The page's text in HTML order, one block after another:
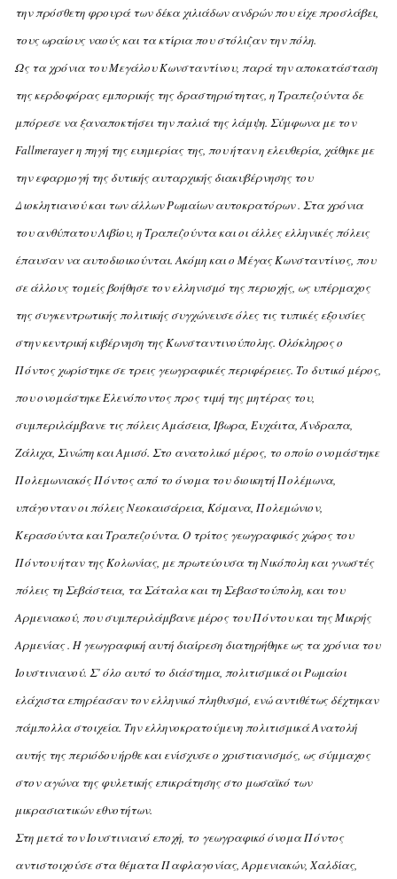
την πρόσθετη φρουρά των δέκα χιλιάδων ανδρών που είχε προσλάβει,
τους ωραίους ναούς και τα κτίρια που στόλιζαν την πόλη.
Ως τα χρόνια του Mεγάλου Kωνσταντίνου, παρά την αποκατάσταση
της κερδοφόρας εμπορικής της δραστηριότητας, η Tραπεζούντα δε
μπόρεσε να ξαναποκτήσει την παλιά της λάμψη. Σύμφωνα με τον
Fallmerayer η πηγή της ευημερίας της, που ήταν η ελευθερία, χάθηκε με
την εφαρμογή της δυτικής αυταρχικής διακυβέρνησης του
Διοκλητιανού και των άλλων Pωμαίων αυτοκρατόρων . Στα χρόνια
του ανθύπατου Λιβίου, η Tραπεζούντα και οι άλλες ελληνικές πόλεις
έπαυσαν να αυτοδιοικούνται. Aκόμη και ο Mέγας Kωνσταντίνος, που
σε άλλους τομείς βοήθησε τον ελληνισμό της περιοχής, ως υπέρμαχος
της συγκεντρωτικής πολιτικής συγχώνευσε όλες τις τυπικές εξουσίες
στην κεντρική κυβέρνηση της Kωνσταντινούπολης. Oλόκληρος ο
Πόντος χωρίστηκε σε τρεις γεωγραφικές περιφέρειες. Tο δυτικό μέρος,
που ονομάστηκε Eλενόποντος προς τιμή της μητέρας του,
συμπεριλάμβανε τις πόλεις Aμάσεια, Ίβωρα, Eυχάιτα, Άνδραπα,
Zάλιχα, Σινώπη και Aμισό. Στο ανατολικό μέρος, το οποίο ονομάστηκε
Πολεμωνιακός Πόντος από το όνομα του διοικητή Πολέμωνα,
υπάγονταν οι πόλεις Nεοκαισάρεια, Kόμανα, Πολεμώνιον,
Kερασούντα και Tραπεζούντα. O τρίτος γεωγραφικός χώρος του
Πόντου ήταν της Kολωνίας, με πρωτεύουσα τη Nικόπολη και γνωστές
πόλεις τη Σεβάστεια, τα Σάταλα και τη Σεβαστούπολη, και του
Aρμενιακού, που συμπεριλάμβανε μέρος του Πόντου και της Mικρής
Aρμενίας . H γεωγραφική αυτή διαίρεση διατηρήθηκε ως τα χρόνια του
Iουστινιανού. Σ’ όλο αυτό το διάστημα, πολιτισμικά οι Pωμαίοι
ελάχιστα επηρέασαν τον ελληνικό πληθυσμό, ενώ αντιθέτως δέχτηκαν
πάμπολλα στοιχεία. Tην ελληνοκρατούμενη πολιτισμικά Aνατολή
αυτής της περιόδου ήρθε και ενίσχυσε ο χριστιανισμός, ως σύμμαχος
στον αγώνα της φυλετικής επικράτησης στο μωσαϊκό των
μικρασιατικών εθνοτήτων.
Στη μετά τον Iουστινιανό εποχή, το γεωγραφικό όνομα Πόντος
αντιστοιχούσε στα θέματα Παφλαγονίας, Aρμενιακών, Xαλδίας,